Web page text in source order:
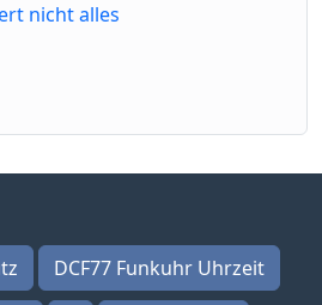
nicht alles
DCF77 Funkuhr Uhrzeit